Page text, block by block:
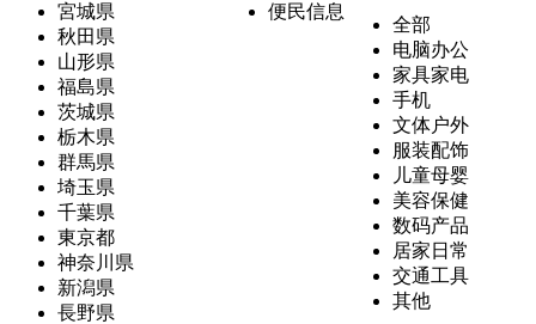
宮城県
秋田県
山形県
福島県
茨城県
栃木県
群馬県
埼玉県
千葉県
東京都
神奈川県
新潟県
長野県
便民信息
全部
电脑办公
家具家电
手机
文体户外
服装配饰
儿童母婴
美容保健
数码产品
居家日常
交通工具
其他